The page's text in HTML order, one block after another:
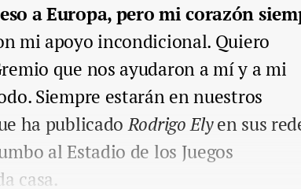
a Europa, pero mi corazón
mi apoyo incondicional. Quiero
que nos ayudaron a mí y a mi
Siempre estarán en nuestros
ha publicadoRodrigo Elyen sus
al Estadio de los Juegos
casa.